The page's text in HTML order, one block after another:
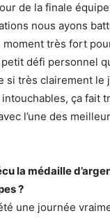
de la finale
nous ayons
moment très fort
petit défi personnel
si très clairement le
ça fait
l’une des
la médaille
?
une journée